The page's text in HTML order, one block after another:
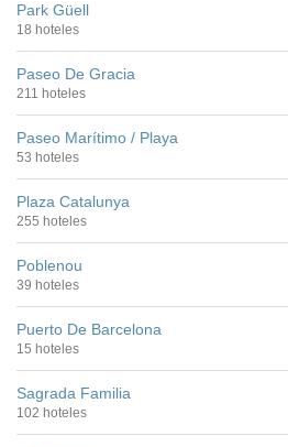
Park Güell
18 hoteles
Paseo De Gracia
211 hoteles
Paseo Marítimo / Playa
53 hoteles
Plaza Catalunya
255 hoteles
Poblenou
39 hoteles
Puerto De Barcelona
15 hoteles
Sagrada Familia
102 hoteles